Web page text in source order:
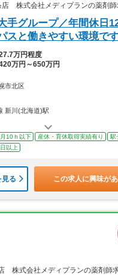
株式会社メディプランの薬剤師
手グループ／年間休日
スと働きやすい環境です
万円程度
420万円～650万円
市北区
新川(北海道)駅
10ｈ以下 産休・育休取得実績有り 駅
以上
る この求人に興味が
株式会社メディプランの薬剤師